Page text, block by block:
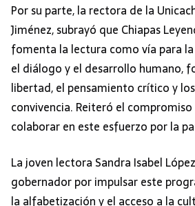
Por su parte, la rectora de la
Jiménez, subrayó que Chiapas
fomenta la lectura como vía para
el diálogo y el desarrollo humano,
libertad, el pensamiento crítico y
convivencia. Reiteró el
colaborar en este esfuerzo por la
La joven lectora Sandra Isabel
gobernador por impulsar este
la alfabetización y el acceso a la